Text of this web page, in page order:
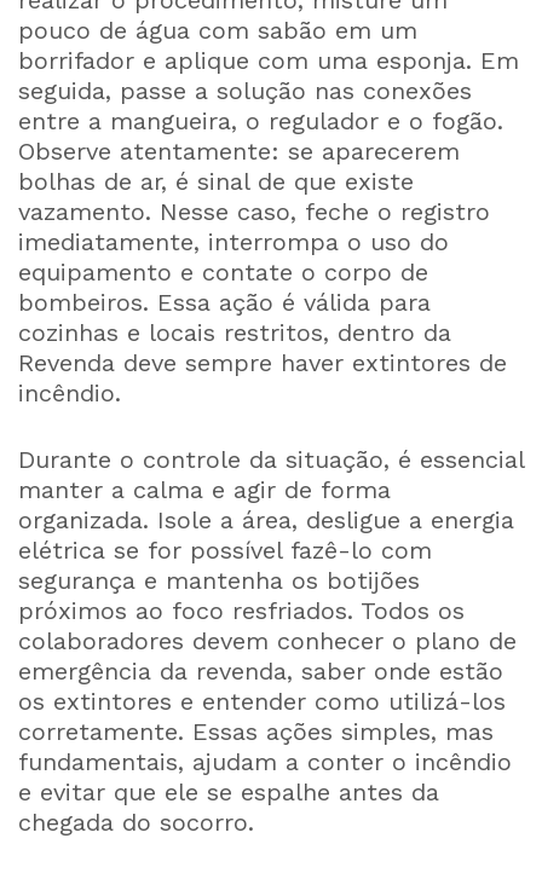
pouco de água com sabão em um
borrifador e aplique com uma esponja. Em
seguida, passe a solução nas conexões
entre a mangueira, o regulador e o fogão.
Observe atentamente: se aparecerem
bolhas de ar, é sinal de que existe
vazamento. Nesse caso, feche o registro
imediatamente, interrompa o uso do
equipamento e contate o corpo de
bombeiros. Essa ação é válida para
cozinhas e locais restritos, dentro da
Revenda deve sempre haver extintores de
incêndio.
Durante o controle da situação, é essencial
manter a calma e agir de forma
organizada. Isole a área, desligue a energia
elétrica se for possível fazê-lo com
segurança e mantenha os botijões
próximos ao foco resfriados. Todos os
colaboradores devem conhecer o plano de
emergência da revenda, saber onde estão
os extintores e entender como utilizá-los
corretamente. Essas ações simples, mas
fundamentais, ajudam a conter o incêndio
e evitar que ele se espalhe antes da
chegada do socorro.